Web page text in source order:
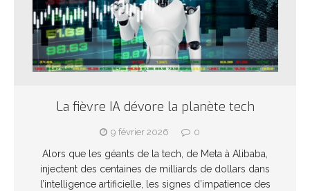
La fièvre IA dévore la planète tech
9 février 2026 0
Alors que les géants de la tech, de Meta à Alibaba,
injectent des centaines de milliards de dollars dans
l’intelligence artificielle, les signes d’impatience des